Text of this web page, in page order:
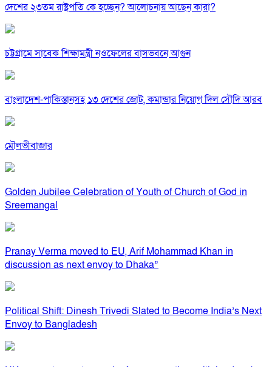
দেশের ২৩তম রাষ্ট্রপতি কে হচ্ছেন? আলোচনায় আছেন কারা?
চট্টগ্রামে সাবেক শিক্ষামন্ত্রী নওফেলের বাসভবনে আগুন
বাংলাদেশ-পাকিস্তানসহ ১৩ দেশের জোট, কমান্ডার নিয়োগ দিল সৌদি আরব
মৌলভীবাজার
Golden Jubilee Celebration of Youth of Church of God in
Sreemangal
Pranay Verma moved to EU, Arif Mohammad Khan in
discussion as next envoy to Dhaka”
Political Shift: Dinesh Trivedi Slated to Become India’s Next
Envoy to Bangladesh